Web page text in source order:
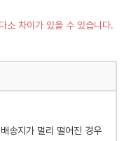
소 차이가 있을 수 있습니다.
송지가 멀리 떨어진 경우